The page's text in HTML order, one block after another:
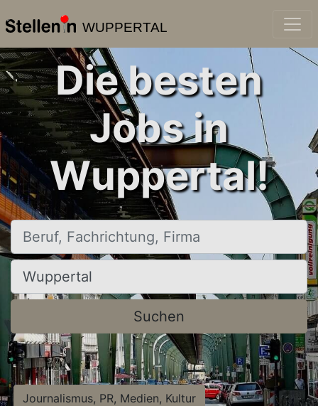
WUPPERTAL
Die besten
Jobs in
Wuppertal!
Beruf, Fachrichtung, Firma
Ort, Stadt
Suchen
Journalismus, PR, Medien, Kultur